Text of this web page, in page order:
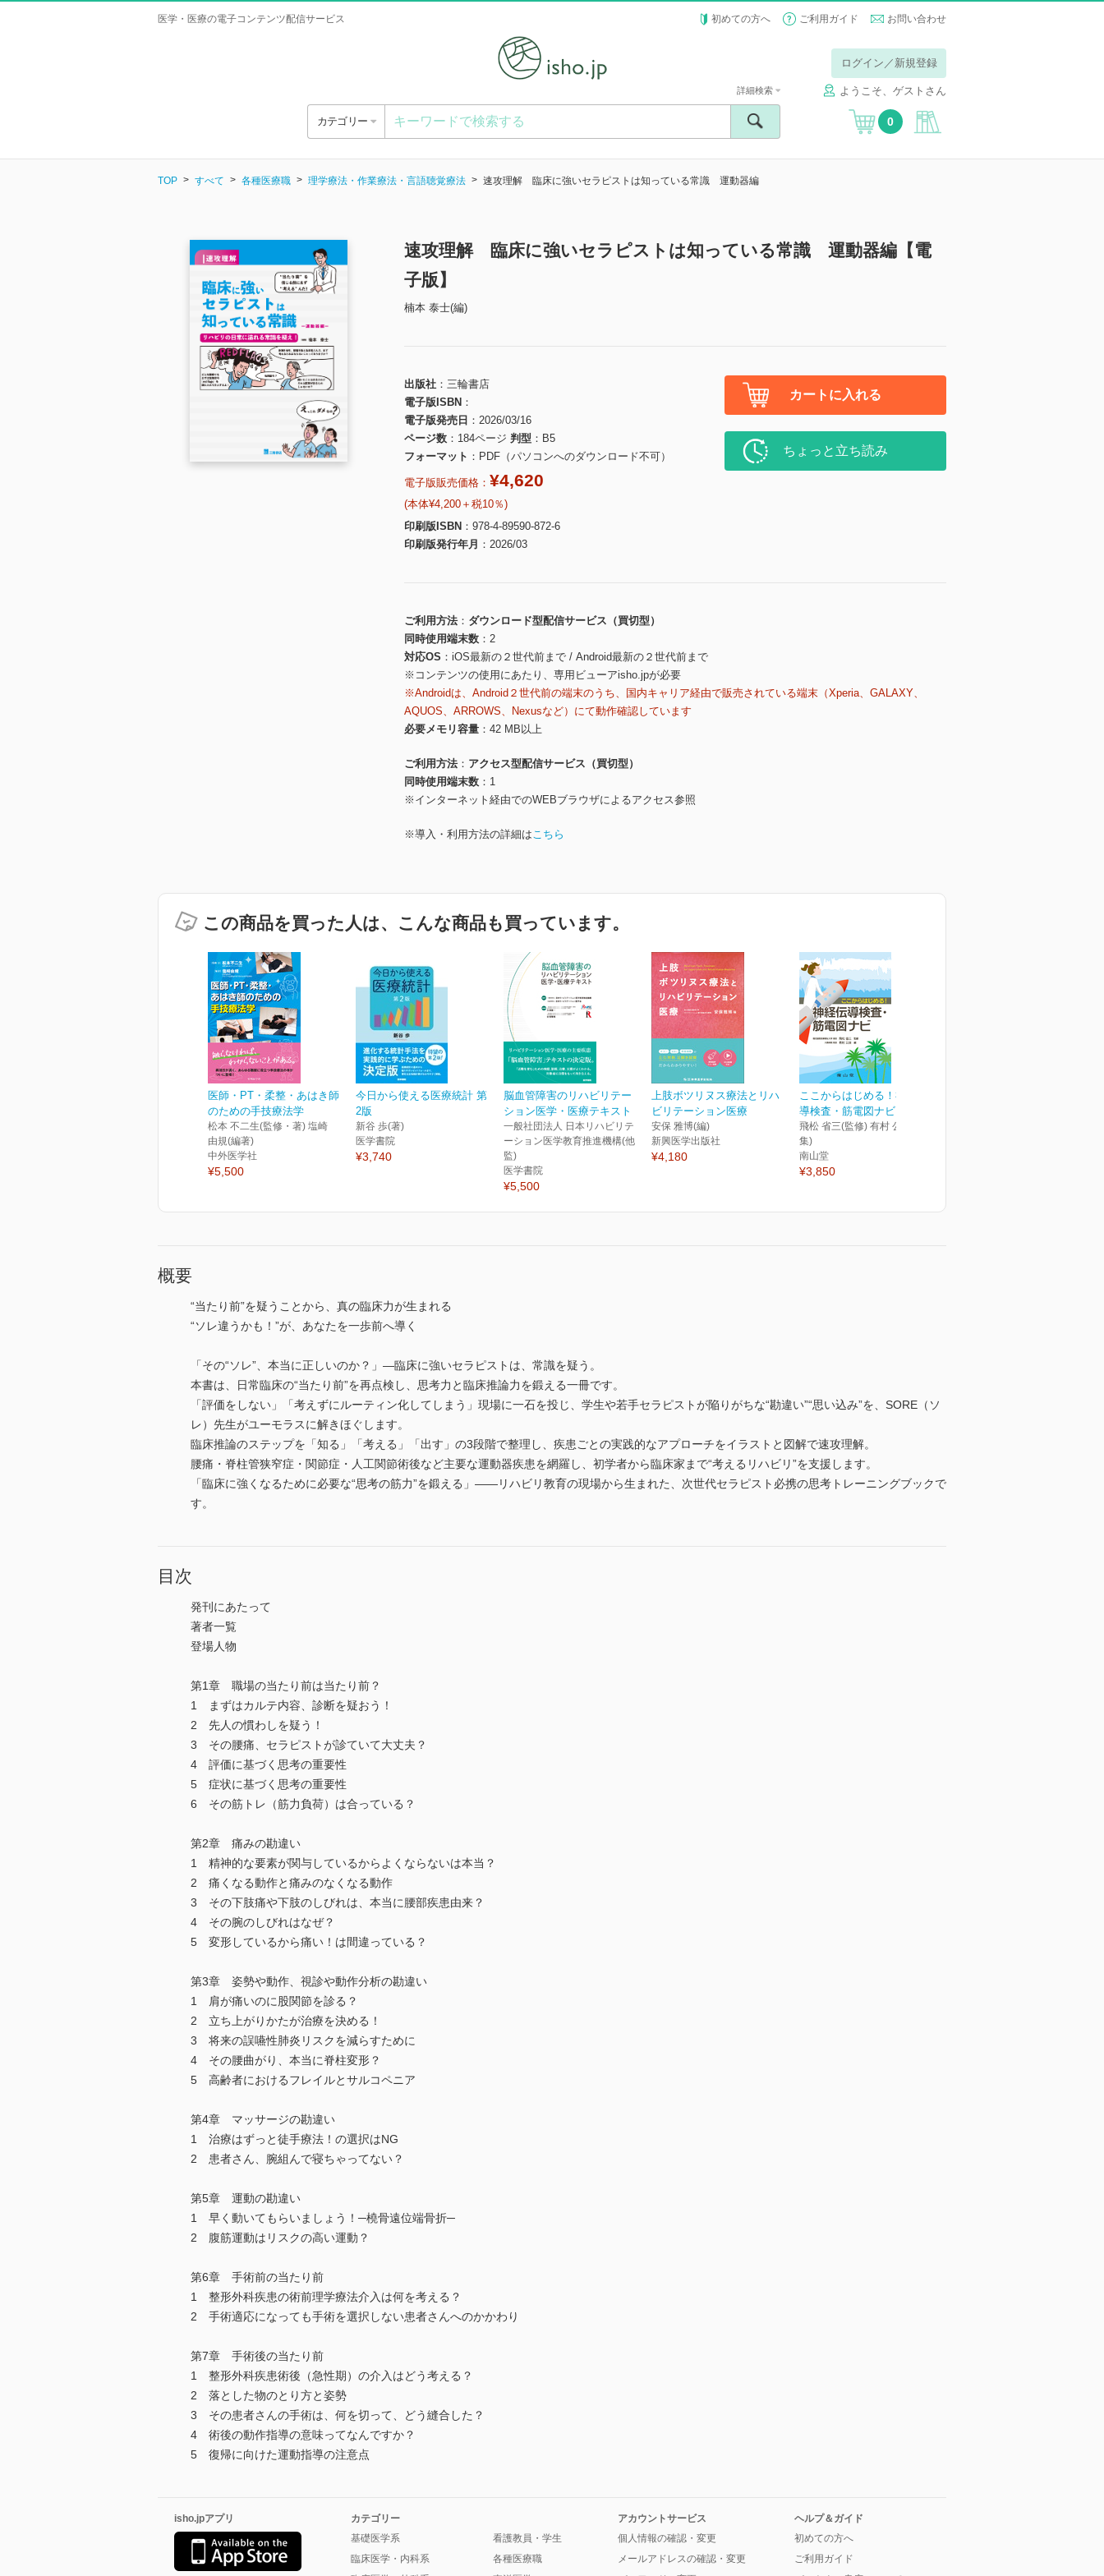
医学・医療の電子コンテンツ配信サービス 初めての方へ ご利用ガイド お問い合わせ
ログイン／新規登録
ようこそ、ゲストさん
カテゴリー
詳細検索
0
TOP すべて 各種医療職 理学療法・作業療法・言語聴覚療法 速攻理解 臨床に強いセラピストは知っている常識 運動器編
速攻理解 臨床に強いセラピストは知っている常識 運動器編【電
子版】
楠本 泰士(編)
出版社
三輪書店
電子版ISBN
電子版発売日
2026/03/16
ページ数
184ページ 判型
B5
フォーマット
PDF（パソコンへのダウンロード不可）
電子版販売価格： ¥4,620
(本体¥4,200＋税10％)
印刷版ISBN
978-4-89590-872-6
印刷版発行年月
2026/03
カートに入れる
ちょっと立ち読み
ご利用方法
ダウンロード型配信サービス（買切型）
同時使用端末数
2
対応OS
iOS最新の２世代前まで / Android最新の２世代前まで
※コンテンツの使用にあたり、専用ビューアisho.jpが必要
※Androidは、Android２世代前の端末のうち、国内キャリア経由で販売されている端末（Xperia、GALAXY、
AQUOS、ARROWS、Nexusなど）にて動作確認しています
必要メモリ容量
42 MB以上
ご利用方法
アクセス型配信サービス（買切型）
同時使用端末数
1
※インターネット経由でのWEBブラウザによるアクセス参照
※導入・利用方法の詳細はこちら
この商品を買った人は、こんな商品も買っています。
医師・PT・柔整・あはき師
のための手技療法学
松本 不二生(監修・著) 塩崎
由規(編著)
中外医学社
¥5,500
今日から使える医療統計 第
2版
新谷 歩(著)
医学書院
¥3,740
脳血管障害のリハビリテー
ション医学・医療テキスト
一般社団法人 日本リハビリテ
ーション医学教育推進機構(他
監)
医学書院
¥5,500
上肢ボツリヌス療法とリハ
ビリテーション医療
安保 雅博(編)
新興医学出版社
¥4,180
ここからはじめる！神経伝
導検査・筋電図ナビ
飛松 省三(監修) 有村 公良(編
集)
南山堂
¥3,850
概要
“当たり前”を疑うことから、真の臨床力が生まれる
“ソレ違うかも！”が、あなたを一歩前へ導く
「その“ソレ”、本当に正しいのか？」―臨床に強いセラピストは、常識を疑う。
本書は、日常臨床の“当たり前”を再点検し、思考力と臨床推論力を鍛える一冊です。
「評価をしない」「考えずにルーティン化してしまう」現場に一石を投じ、学生や若手セラピストが陥りがちな“勘違い”“思い込み”を、SORE（ソ
レ）先生がユーモラスに解きほぐします。
臨床推論のステップを「知る」「考える」「出す」の3段階で整理し、疾患ごとの実践的なアプローチをイラストと図解で速攻理解。
腰痛・脊柱管狭窄症・関節症・人工関節術後など主要な運動器疾患を網羅し、初学者から臨床家まで“考えるリハビリ”を支援します。
「臨床に強くなるために必要な“思考の筋力”を鍛える」――リハビリ教育の現場から生まれた、次世代セラピスト必携の思考トレーニングブックで
す。
目次
発刊にあたって
著者一覧
登場人物
第1章 職場の当たり前は当たり前？
1 まずはカルテ内容、診断を疑おう！
2 先人の慣わしを疑う！
3 その腰痛、セラピストが診ていて大丈夫？
4 評価に基づく思考の重要性
5 症状に基づく思考の重要性
6 その筋トレ（筋力負荷）は合っている？
第2章 痛みの勘違い
1 精神的な要素が関与しているからよくならないは本当？
2 痛くなる動作と痛みのなくなる動作
3 その下肢痛や下肢のしびれは、本当に腰部疾患由来？
4 その腕のしびれはなぜ？
5 変形しているから痛い！は間違っている？
第3章 姿勢や動作、視診や動作分析の勘違い
1 肩が痛いのに股関節を診る？
2 立ち上がりかたが治療を決める！
3 将来の誤嚥性肺炎リスクを減らすために
4 その腰曲がり、本当に脊柱変形？
5 高齢者におけるフレイルとサルコペニア
第4章 マッサージの勘違い
1 治療はずっと徒手療法！の選択はNG
2 患者さん、腕組んで寝ちゃってない？
第5章 運動の勘違い
1 早く動いてもらいましょう！─橈骨遠位端骨折─
2 腹筋運動はリスクの高い運動？
第6章 手術前の当たり前
1 整形外科疾患の術前理学療法介入は何を考える？
2 手術適応になっても手術を選択しない患者さんへのかかわり
第7章 手術後の当たり前
1 整形外科疾患術後（急性期）の介入はどう考える？
2 落とした物のとり方と姿勢
3 その患者さんの手術は、何を切って、どう縫合した？
4 術後の動作指導の意味ってなんですか？
5 復帰に向けた運動指導の注意点
isho.jpアプリ
カテゴリー
基礎医学系
臨床医学・内科系
看護教員・学生
各種医療職
アカウントサービス
個人情報の確認・変更
メールアドレスの確認・変更
ヘルプ＆ガイド
初めての方へ
ご利用ガイド